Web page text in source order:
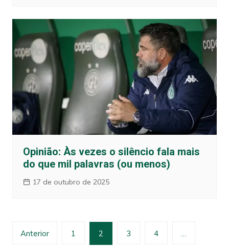
Opinião: Às vezes o silêncio fala mais
do que mil palavras (ou menos)
17 de outubro de 2025
Paginação
Anterior 1 2 3 4